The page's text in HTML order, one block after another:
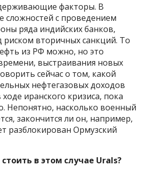
факторы. В
сложностей с проведением
ряда индийских банков,
риском вторичных санкций. То
из РФ можно, но это
выстраивания новых
сейчас о том, какой
нефтегазовых доходов
ходе иранского кризиса, пока
Непонятно, насколько военный
закончится ли он, например,
разблокирован Ормузский
в этом случае Urals?